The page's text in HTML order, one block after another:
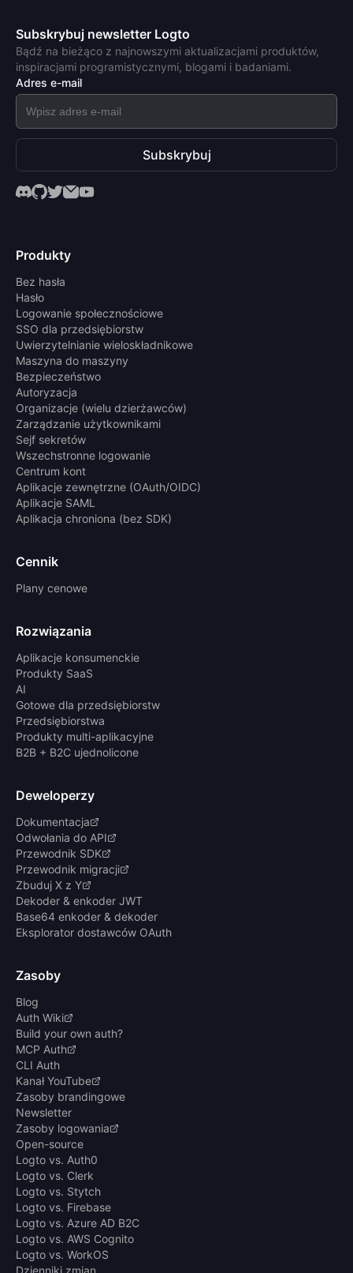
Subskrybuj newsletter Logto
Bądź na bieżąco z najnowszymi aktualizacjami produktów,
inspiracjami programistycznymi, blogami i badaniami.
Adres e-mail
Subskrybuj
Produkty
Bez hasła
Hasło
Logowanie społecznościowe
SSO dla przedsiębiorstw
Uwierzytelnianie wieloskładnikowe
Maszyna do maszyny
Bezpieczeństwo
Autoryzacja
Organizacje (wielu dzierżawców)
Zarządzanie użytkownikami
Sejf sekretów
Wszechstronne logowanie
Centrum kont
Aplikacje zewnętrzne (OAuth/OIDC)
Aplikacje SAML
Aplikacja chroniona (bez SDK)
Cennik
Plany cenowe
Rozwiązania
Aplikacje konsumenckie
Produkty SaaS
AI
Gotowe dla przedsiębiorstw
Przedsiębiorstwa
Produkty multi-aplikacyjne
B2B + B2C ujednolicone
Deweloperzy
Dokumentacja
Odwołania do API
Przewodnik SDK
Przewodnik migracji
Zbuduj X z Y
Dekoder & enkoder JWT
Base64 enkoder & dekoder
Eksplorator dostawców OAuth
Zasoby
Blog
Auth Wiki
Build your own auth?
MCP Auth
CLI Auth
Kanał YouTube
Zasoby brandingowe
Newsletter
Zasoby logowania
Open-source
Logto vs. Auth0
Logto vs. Clerk
Logto vs. Stytch
Logto vs. Firebase
Logto vs. Azure AD B2C
Logto vs. AWS Cognito
Logto vs. WorkOS
Dzienniki zmian